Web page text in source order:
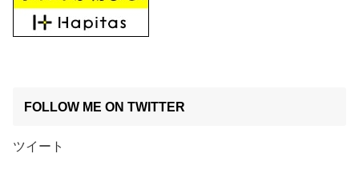
FOLLOW ME ON TWITTER
ツイート